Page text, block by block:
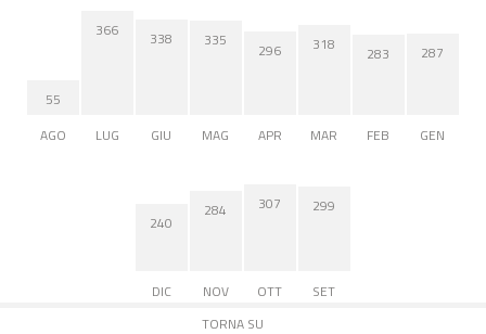
55
AGO
366
LUG
338
GIU
335
MAG
296
APR
318
MAR
283
FEB
287
GEN
240
DIC
284
NOV
307
OTT
299
SET
TORNA SU